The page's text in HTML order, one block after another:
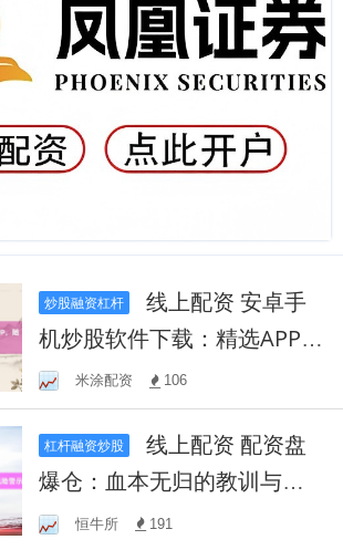
炒股融资杠杆
线上配资 安卓手
机炒股软件下载：精选APP，
随时随地把握投资机会！
米涂配资 106
杠杆融资炒股
线上配资 配资盘
爆仓：血本无归的教训与风
险警示
恒牛所 191